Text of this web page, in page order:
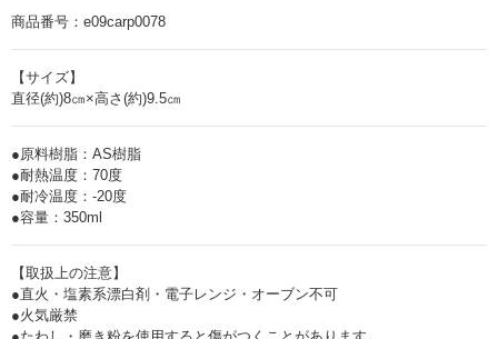
商品番号： e09carp0078
【サイズ】
直径(約)8㎝×高さ(約)9.5㎝
●原料樹脂：AS樹脂
●耐熱温度：70度
●耐冷温度：-20度
●容量：350ml
【取扱上の注意】
●直火・塩素系漂白剤・電子レンジ・オーブン不可
●火気厳禁